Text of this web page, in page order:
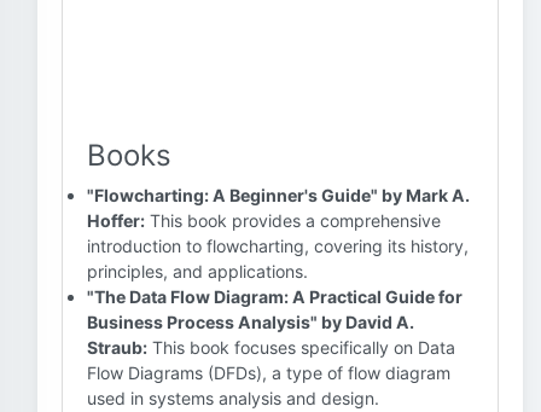
Books
"Flowcharting: A Beginner's Guide" by Mark A.
Hoffer: This book provides a comprehensive
introduction to flowcharting, covering its history,
principles, and applications.
"The Data Flow Diagram: A Practical Guide for
Business Process Analysis" by David A.
Straub: This book focuses specifically on Data
Flow Diagrams (DFDs), a type of flow diagram
used in systems analysis and design.